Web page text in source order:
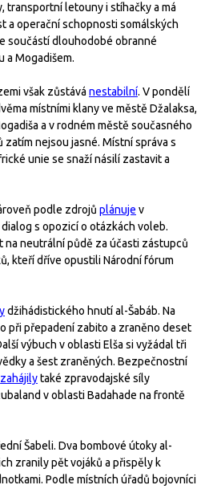
transportní letouny i stíhačky a má
a operační schopnosti somálských
součástí dlouhodobé obranné
a Mogadišem.
však zůstává nestabilní. V pondělí
místními klany ve městě Džalaksa,
a v rodném městě současného
nejsou jasné. Místní správa s
unie se snaží násilí zastavit a
podle zdrojů plánuje v
s opozicí o otázkách voleb.
na neutrální půdě za účasti zástupců
kteří dříve opustili Národní fórum
džihádistického hnutí al-Šabáb. Na
při přepadení zabito a zraněno deset
výbuch v oblasti Elša si vyžádal tři
a šest zraněných. Bezpečnostní
zahájilytaké zpravodajské síly
v oblasti Badahade na frontě
Šabeli. Dva bombové útoky al-
zranily pět vojáků a přispěly k
Podle místních úřadů bojovníci